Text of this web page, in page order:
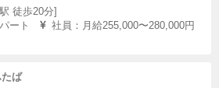
徒歩20分]
ート
社員：月給255,000〜280,000円
ば